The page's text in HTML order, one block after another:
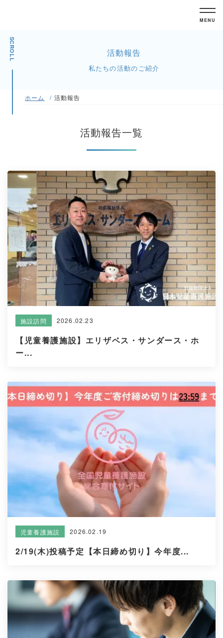
MENU
SCROLL 活動報告
私たちの活動のご紹介
ホーム 活動報告
活動報告一覧
施設訪問 2026.02.23
【児童養護施設】エリザベス・サンダース・ホ
ー...
児童養護施設 2026.02.19
2/19(木)投稿予定【本日締め切り】今年度...